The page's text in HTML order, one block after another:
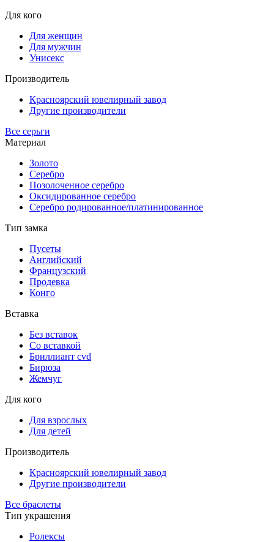
Для кого
Для женщин
Для мужчин
Унисекс
Производитель
Красноярский ювелирный завод
Другие производители
Все серьги
Материал
Золото
Серебро
Позолоченное серебро
Оксидированное серебро
Серебро родированное/платинированное
Тип замка
Пусеты
Английский
Французский
Продевка
Конго
Вставка
Без вставок
Со вставкой
Бриллиант cvd
Бирюза
Жемчуг
Для кого
Для взрослых
Для детей
Производитель
Красноярский ювелирный завод
Другие производители
Все браслеты
Тип украшения
Ролексы